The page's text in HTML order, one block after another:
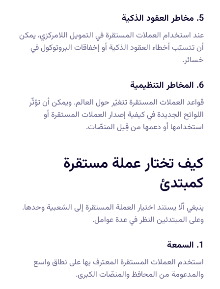
5. مخاطر العقود الذكية
عند استخدام العملات المستقرة في التمويل اللامركزي، يمكن
أن تتسبّب أخطاء العقود الذكية أو إخفاقات البروتوكول في
خسائر.
6. المخاطر التنظيمية
قواعد العملات المستقرة تتغيّر حول العالم. ويمكن أن تؤثّر
اللوائح الجديدة في كيفية إصدار العملات المستقرة أو
استخدامها أو دعمها من قِبل المنصّات.
كيف تختار عملة مستقرة
كمبتدئ
ينبغي ألّا يستند اختيار العملة المستقرة إلى الشعبية وحدها.
وعلى المبتدئين النظر في عدة عوامل.
1. السمعة
استخدم العملات المستقرة المعترف بها على نطاق واسع
والمدعومة من المحافظ والمنصّات الكبرى.